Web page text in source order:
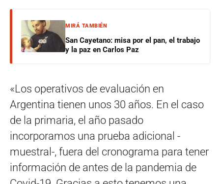
MIRÁ TAMBIÉN
San Cayetano: misa por el pan, el trabajo
y la paz en Carlos Paz
«Los operativos de evaluación en
Argentina tienen unos 30 años. En el caso
de la primaria, el año pasado
incorporamos una prueba adicional -
muestral-, fuera del cronograma para tener
información de antes de la pandemia de